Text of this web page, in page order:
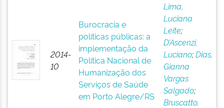
2014-
10
Burocracia e
políticas públicas: a
implementação da
Política Nacional de
Humanização dos
Serviços de Saúde
em Porto Alegre/RS
Lima,
Luciana
Leite;
D’Ascenzi,
Luciano;Dias,
Gianna
Vargas
Salgado;
Bruscatto,